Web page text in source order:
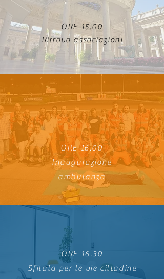
ORE 15.00
Ritrovo associazioni
ORE 16.00
Inaugurazione
ambulanza
ORE 16.30
Sfilata per le vie cittadine